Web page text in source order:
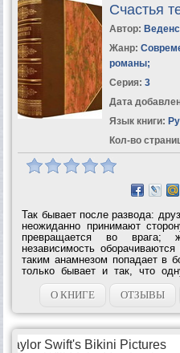
Счастья
Автор:
Жанр:
романы;
Серия: 3
Дата
Язык книги:
Кол-во
Так бывает после развода:
неожиданно принимают
превращается во врага;
независимость
таким анамнезом попадает в
только бывает и так, что
окончательному
Желание любить и быть...
О КНИГЕ ОТЗЫВЫ